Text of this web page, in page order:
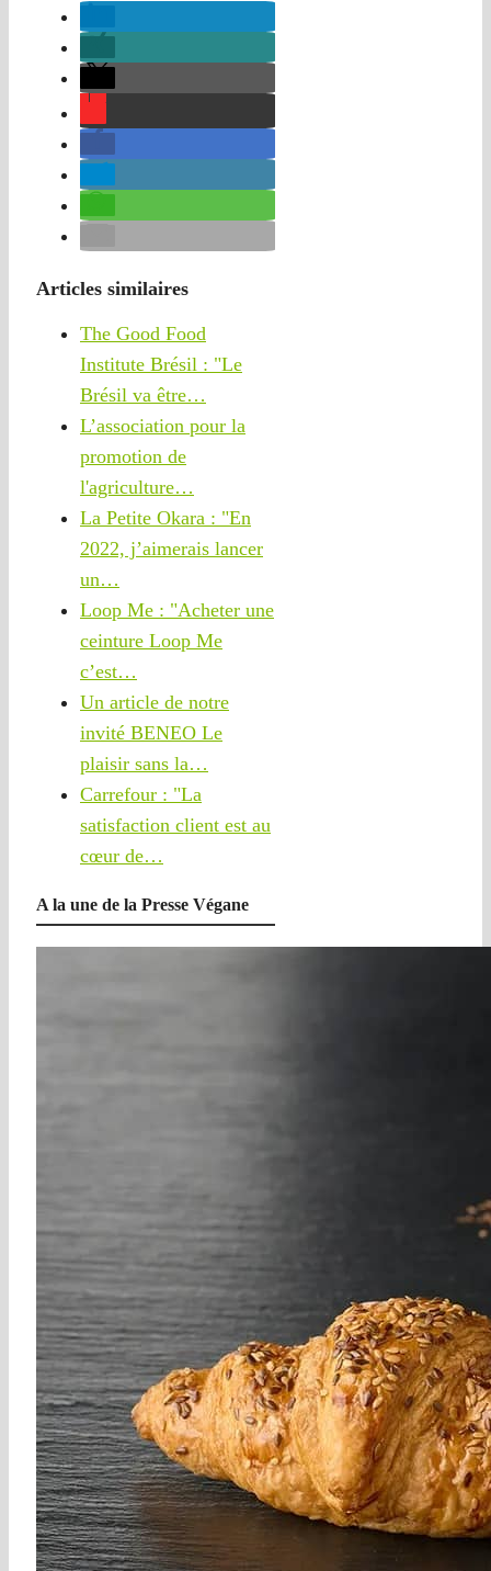
Articles similaires
The Good Food
Institute Brésil : "Le
Brésil va être…
L’association pour la
promotion de
l'agriculture…
La Petite Okara : "En
2022, j’aimerais lancer
un…
Loop Me : "Acheter une
ceinture Loop Me
c’est…
Un article de notre
invité BENEO Le
plaisir sans la…
Carrefour : "La
satisfaction client est au
cœur de…
A la une de la Presse Végane